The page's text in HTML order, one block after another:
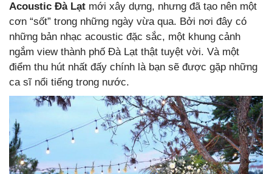
Acoustic Đà Lạt mới xây dựng, nhưng đã tạo nên một
cơn “sốt” trong những ngày vừa qua. Bởi nơi đây có
những bản nhạc acoustic đặc sắc, một khung cảnh
ngắm view thành phố Đà Lạt thật tuyệt vời. Và một
điểm thu hút nhất đấy chính là bạn sẽ được gặp những
ca sĩ nổi tiếng trong nước.